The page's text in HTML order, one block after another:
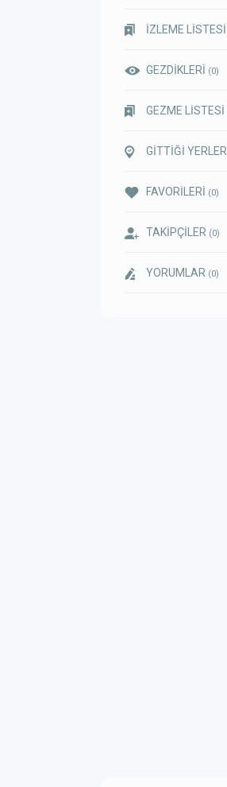
İZLEME LİSTESİ
GEZDİKLERİ (0)
GEZME LİSTESİ
GİTTİĞİ YERLER
FAVORİLERİ (0)
TAKİPÇİLER (0)
YORUMLAR (0)